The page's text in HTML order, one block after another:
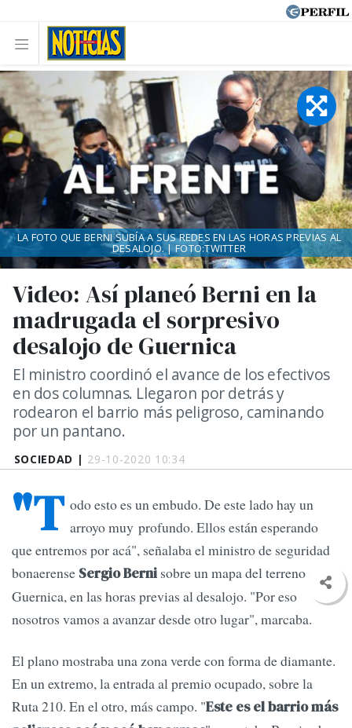
SOCIEDAD | 29-10-2020 10:34
Video: Así planeó Berni en la
madrugada el sorpresivo
desalojo de Guernica
El ministro coordinó el avance de los efectivos
en dos columnas. Llegaron por detrás y
rodearon el barrio más peligroso, caminando
por un pantano.
LA FOTO QUE BERNI SUBÍA A SUS REDES EN LAS HORAS PREVIAS AL
DESALOJO. | FOTO:TWITTER
"T odo esto es un embudo. De este lado hay un
arroyo muy profundo. Ellos están esperando
que entremos por acá", señalaba el ministro de seguridad
bonaerense Sergio Berni sobre un mapa del terreno en
Guernica, en las horas previas al desalojo. "Por eso
nosotros vamos a avanzar desde otro lugar", marcaba.
El plano mostraba una zona verde con forma de diamante.
En un extremo, la entrada al premio ocupado, sobre la
Ruta 210. En el otro, más campo. "Este es el barrio más